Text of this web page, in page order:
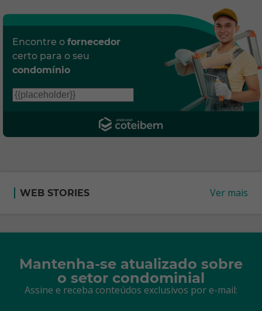
Encontre o fornecedor
certo para o seu
condomínio
WEB STORIES Ver mais
Mantenha-se atualizado sobre
o setor condominial
Assine e receba conteúdos exclusivos por e-mail: